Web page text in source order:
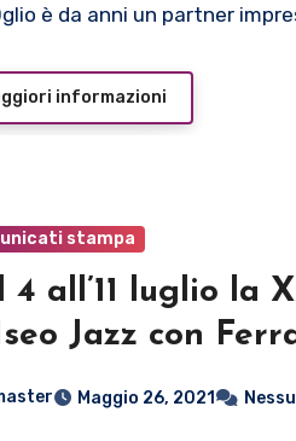
è da anni un partner
informazioni
stampa
4 all’11 luglio la
Jazz con
JW Orchestra,
e
Maggio 26, 2021